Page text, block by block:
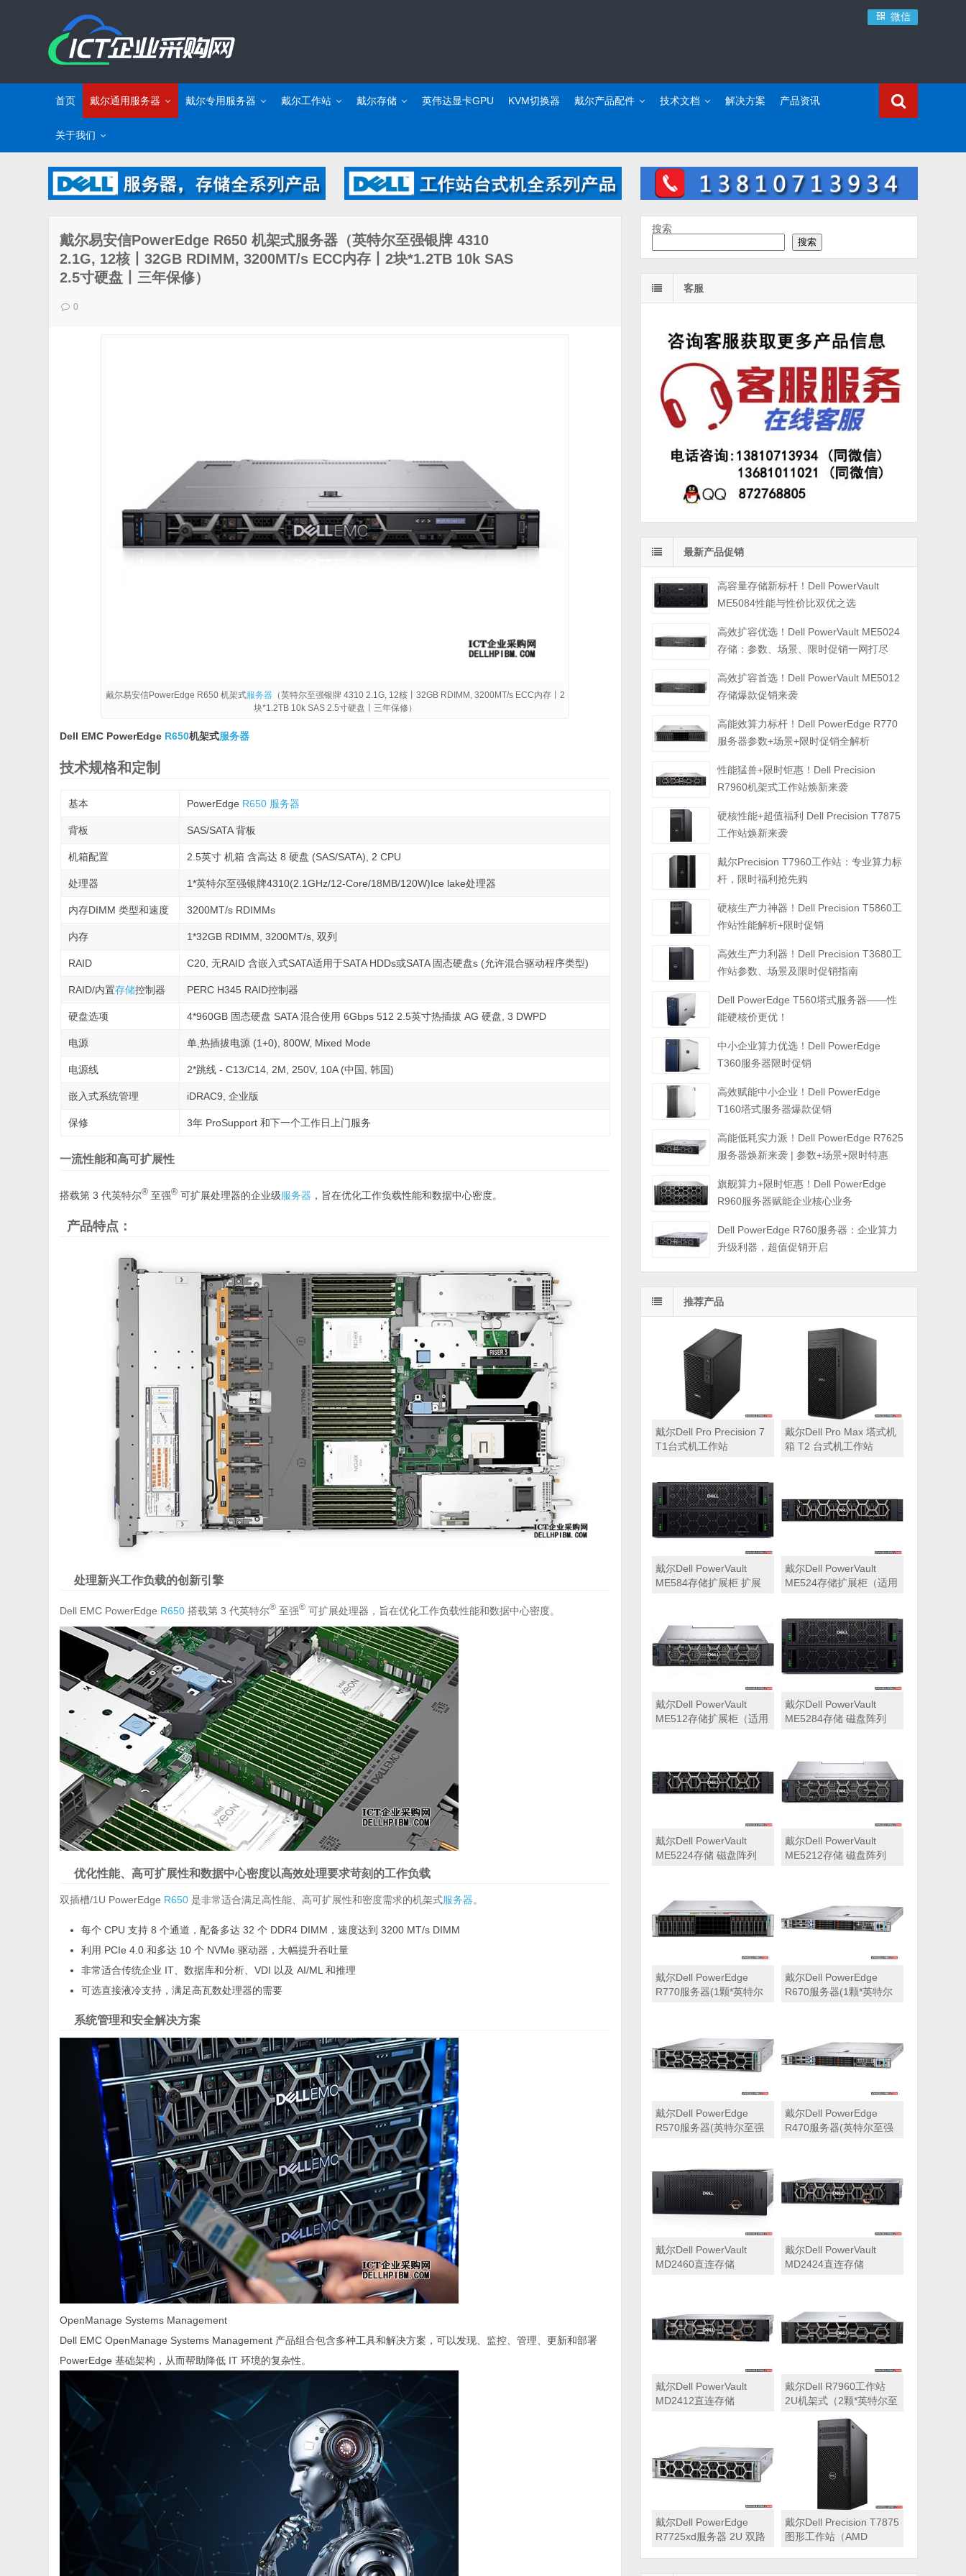
微信
首页 戴尔通用服务器 戴尔专用服务器 戴尔工作站 戴尔存储 英伟达显卡GPU KVM切换器 戴尔产品配件 技术文档 解决方案 产品资讯
关于我们
戴尔易安信PowerEdge R650 机架式服务器（英特尔至强银牌 4310
2.1G, 12核丨32GB RDIMM, 3200MT/s ECC内存丨2块*1.2TB 10k SAS
2.5寸硬盘丨三年保修）
0
戴尔易安信PowerEdge R650 机架式服务器（英特尔至强银牌 4310 2.1G, 12核丨32GB RDIMM, 3200MT/s ECC内存丨2
块*1.2TB 10k SAS 2.5寸硬盘丨三年保修）
Dell EMC PowerEdge R650机架式服务器
技术规格和定制
基本 PowerEdge R650 服务器
背板 SAS/SATA 背板
机箱配置 2.5英寸 机箱 含高达 8 硬盘 (SAS/SATA), 2 CPU
处理器 1*英特尔至强银牌4310(2.1GHz/12-Core/18MB/120W)Ice lake处理器
内存DIMM 类型和速度 3200MT/s RDIMMs
内存 1*32GB RDIMM, 3200MT/s, 双列
RAID C20, 无RAID 含嵌入式SATA适用于SATA HDDs或SATA 固态硬盘s (允许混合驱动程序类型)
RAID/内置存储控制器 PERC H345 RAID控制器
硬盘选项 4*960GB 固态硬盘 SATA 混合使用 6Gbps 512 2.5英寸热插拔 AG 硬盘, 3 DWPD
电源 单,热插拔电源 (1+0), 800W, Mixed Mode
电源线 2*跳线 - C13/C14, 2M, 250V, 10A (中国, 韩国)
嵌入式系统管理 iDRAC9, 企业版
保修 3年 ProSupport 和下一个工作日上门服务
一流性能和高可扩展性
搭载第 3 代英特尔® 至强® 可扩展处理器的企业级服务器 ，旨在优化工作负载性能和数据中心密度。
产品特点：
处理新兴工作负载的创新引擎
Dell EMC PowerEdge R650 搭载第 3 代英特尔® 至强® 可扩展处理器，旨在优化工作负载性能和数据中心密度。
优化性能、高可扩展性和数据中心密度以高效处理要求苛刻的工作负载
双插槽/1U PowerEdge R650 是非常适合满足高性能、高可扩展性和密度需求的机架式服务器。
每个 CPU 支持 8 个通道，配备多达 32 个 DDR4 DIMM，速度达到 3200 MT/s DIMM
利用 PCIe 4.0 和多达 10 个 NVMe 驱动器，大幅提升吞吐量
非常适合传统企业 IT、数据库和分析、VDI 以及 AI/ML 和推理
可选直接液冷支持，满足高瓦数处理器的需要
系统管理和安全解决方案
OpenManage Systems Management
Dell EMC OpenManage Systems Management 产品组合包含多种工具和解决方案，可以发现、监控、管理、更新和部署
PowerEdge 基础架构，从而帮助降低 IT 环境的复杂性。
搜索
搜索
客服
最新产品促销
高容量存储新标杆！Dell PowerVault
ME5084性能与性价比双优之选
高效扩容优选！Dell PowerVault ME5024
存储：参数、场景、限时促销一网打尽
高效扩容首选！Dell PowerVault ME5012
存储爆款促销来袭
高能效算力标杆！Dell PowerEdge R770
服务器参数+场景+限时促销全解析
性能猛兽+限时钜惠！Dell Precision
R7960机架式工作站焕新来袭
硬核性能+超值福利 Dell Precision T7875
工作站焕新来袭
戴尔Precision T7960工作站：专业算力标
杆，限时福利抢先购
硬核生产力神器！Dell Precision T5860工
作站性能解析+限时促销
高效生产力利器！Dell Precision T3680工
作站参数、场景及限时促销指南
Dell PowerEdge T560塔式服务器——性
能硬核价更优！
中小企业算力优选！Dell PowerEdge
T360服务器限时促销
高效赋能中小企业！Dell PowerEdge
T160塔式服务器爆款促销
高能低耗实力派！Dell PowerEdge R7625
服务器焕新来袭 | 参数+场景+限时特惠
旗舰算力+限时钜惠！Dell PowerEdge
R960服务器赋能企业核心业务
Dell PowerEdge R760服务器：企业算力
升级利器，超值促销开启
推荐产品
戴尔Dell Pro Precision 7
T1台式机工作站
戴尔Dell Pro Max 塔式机
箱 T2 台式机工作站
戴尔Dell PowerVault
ME584存储扩展柜 扩展
ME5224，ME5284等主
存储扩展）
戴尔Dell PowerVault
ME524存储扩展柜（适用
戴尔Dell PowerVault
ME512存储扩展柜（适用
戴尔Dell PowerVault
ME5284存储 磁盘阵列
戴尔Dell PowerVault
ME5224存储 磁盘阵列
戴尔Dell PowerVault
ME5212存储 磁盘阵列
戴尔Dell PowerEdge
R770服务器(1颗*英特尔
PERC H965i阵列卡丨
800W双电源丨三年保修)
戴尔Dell PowerEdge
R670服务器(1颗*英特尔
PERC H965i阵列卡丨
800W双电源丨三年保修)
戴尔Dell PowerEdge
R570服务器(英特尔至强
SSD固态硬盘丨PERC
H965i阵列卡丨800W双电
源丨三年保修)
戴尔Dell PowerEdge
R470服务器(英特尔至强
H965i阵列卡丨800W双电
源丨三年保修)
戴尔Dell PowerVault
MD2460直连存储
戴尔Dell PowerVault
MD2424直连存储
戴尔Dell PowerVault
MD2412直连存储
戴尔Dell R7960工作站
2U机架式（2颗*英特尔至
十四核心丨256GB 内存
丨1T固态硬盘+2块*8TB
硬盘丨2*RTX A6000
48GB显卡丨2400W双电
源丨三年质保）
戴尔Dell PowerEdge
R7725xd服务器 2U 双路
戴尔Dell Precision T7875
图形工作站（AMD